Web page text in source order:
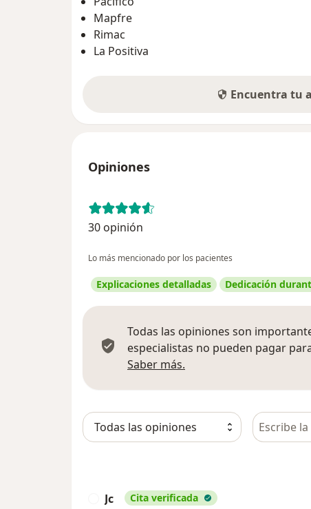
Mapfre
Rimac
La Positiva
Encuentra tu
Opiniones
30 opinión
Lo más mencionado por los pacientes
Explicaciones detalladas Dedicación
Todas las opiniones son
especialistas no pueden pagar
Saber más.
Busca en
Jc Cita verificada